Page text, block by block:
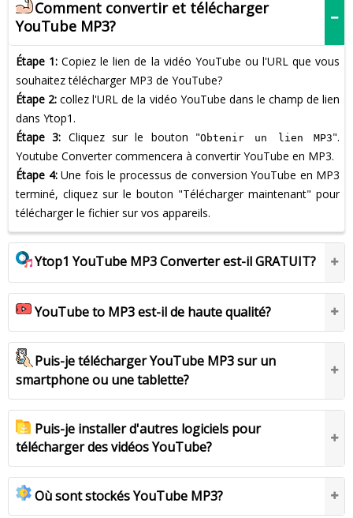
Comment convertir et télécharger
YouTube MP3?
Étape 1:Copiez le lien de la vidéo YouTube ou l'URL que vous
souhaitez télécharger MP3 de YouTube?
Étape 2:collez l'URL de la vidéo YouTube dans le champ de lien
dans Ytop1.
Étape 3: Cliquez sur le bouton "Obtenir un lien MP3".
Youtube Converter commencera à convertir YouTube en MP3.
Étape 4: Une fois le processus de conversion YouTube en MP3
terminé, cliquez sur le bouton "Télécharger maintenant" pour
télécharger le fichier sur vos appareils.
Ytop1 YouTube MP3 Converter est-il GRATUIT?
YouTube to MP3 est-il de haute qualité?
Puis-je télécharger YouTube MP3 sur un
smartphone ou une tablette?
Puis-je installer d'autres logiciels pour
télécharger des vidéos YouTube?
Où sont stockés YouTube MP3?